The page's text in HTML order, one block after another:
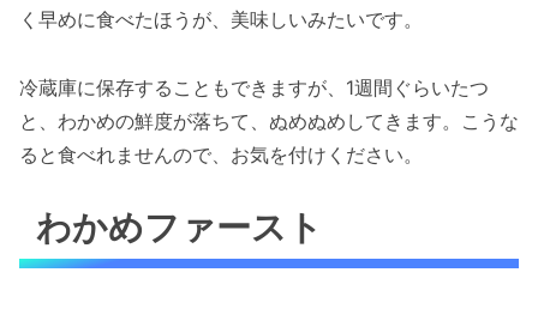
く早めに食べたほうが、美味しいみたいです。
冷蔵庫に保存することもできますが、1週間ぐらいたつ
と、わかめの鮮度が落ちて、ぬめぬめしてきます。こうな
ると食べれませんので、お気を付けください。
わかめファースト